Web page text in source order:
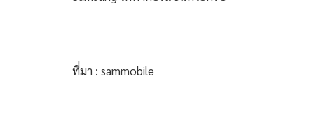
ที่มา : sammobile